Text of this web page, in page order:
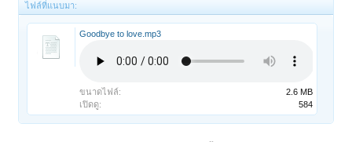
ไฟล์ที่แนบมา:
Goodbye to love.mp3
ขนาดไฟล์:
2.6 MB
เปิดดู:
584